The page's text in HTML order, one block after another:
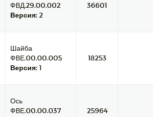
ФВД.29.00.002
Версия: 2
36601
Шайба
ФВЕ.00.00.005
Версия: 1
18253
Ось
ФВЕ.00.00.037
25964